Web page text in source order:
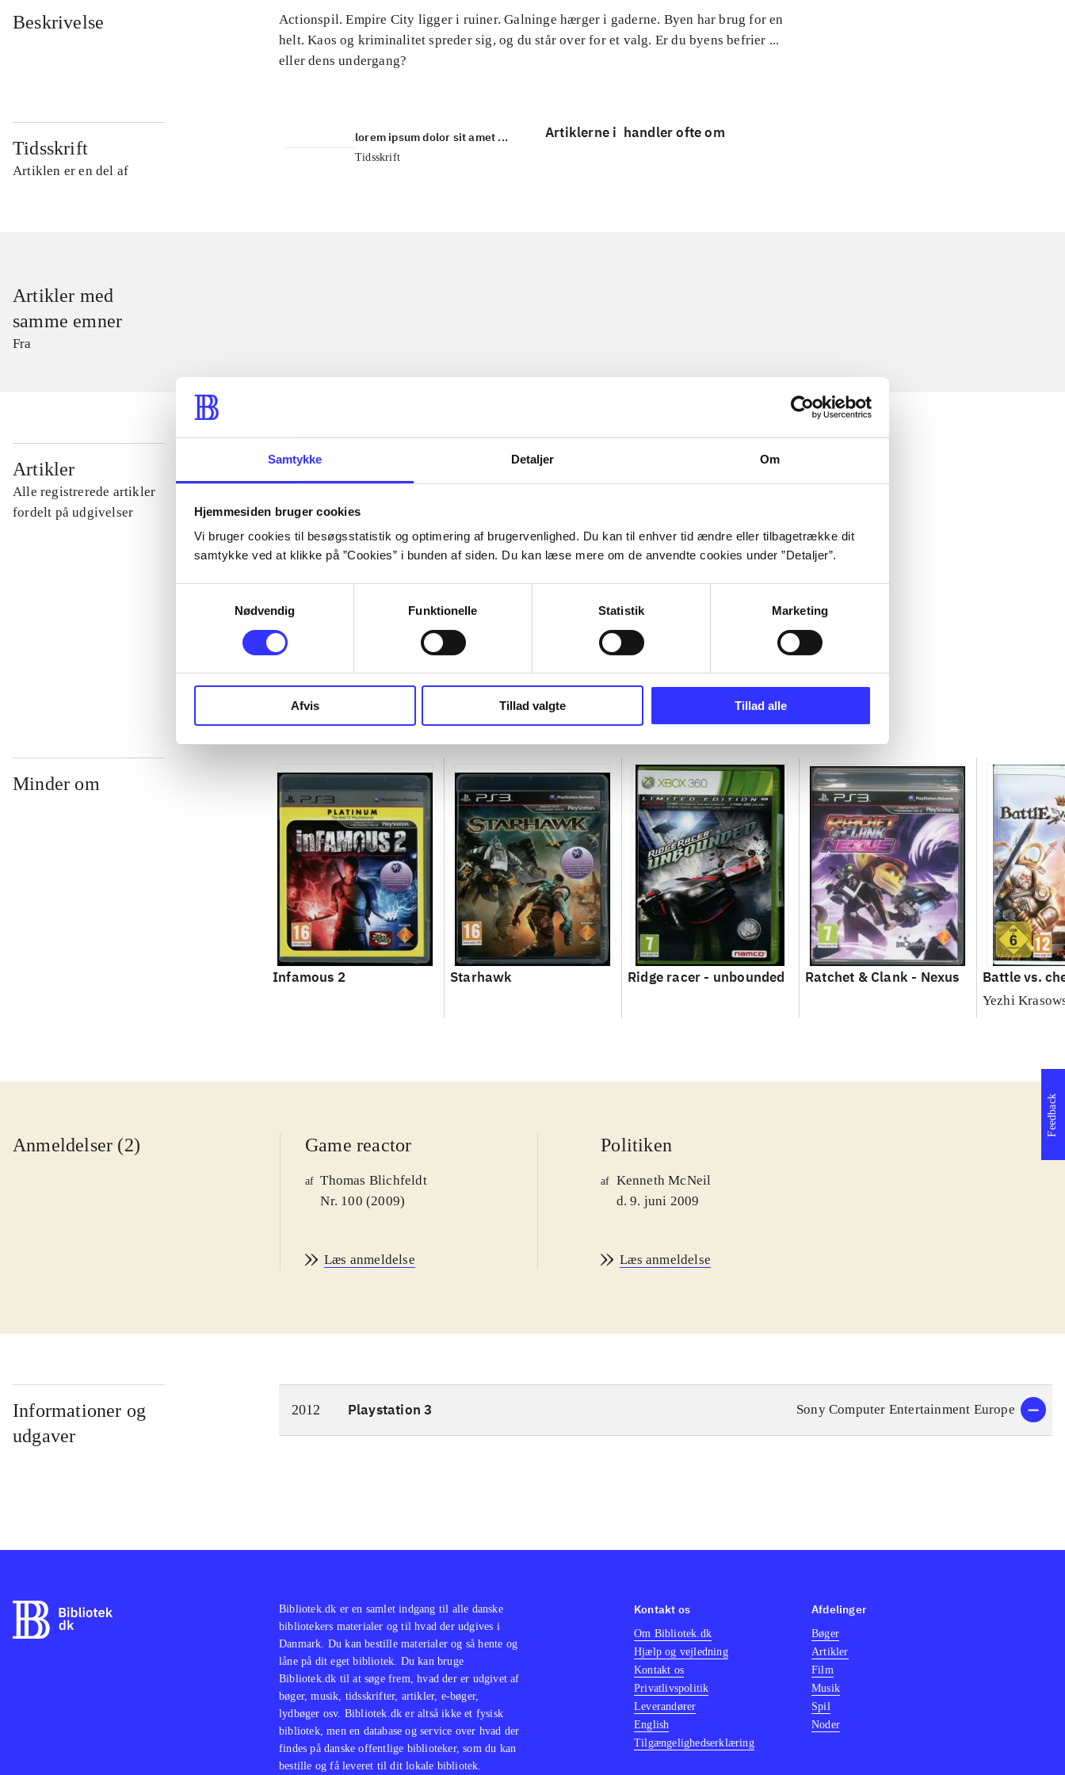
Samtykke Detaljer Om
Hjemmesiden bruger cookies
Vi bruger cookies til besøgsstatistik og optimering af brugervenlighed. Du kan til enhver tid ændre eller tilbagetrække dit
samtykke ved at klikke på ”Cookies” i bunden af siden. Du kan læse mere om de anvendte cookies under ”Detaljer”.
Nødvendig
Funktionelle Statistik Marketing
Afvis Tillad valgte Tillad alle
Beskrivelse
Actionspil. Empire City ligger i ruiner. Galninge hærger i gaderne. Byen har brug for en
helt. Kaos og kriminalitet spreder sig, og du står over for et valg. Er du byens befrier ...
eller dens undergang?
Tidsskrift
Artiklen er en del af
lorem ipsum dolor sit amet ...
Tidsskrift
Artiklerne i handler ofte om
Artikler med
samme emner
Fra
Artikler
Alle registrerede artikler
fordelt på udgivelser
...
...
...
...
Minder om
Infamous 2 Starhawk Ridge racer - unbounded Ratchet & Clank - Nexus Battle vs.
Yezhi
Anmeldelser (2) Game reactor
af Thomas Blichfeldt
Nr. 100 (2009)
Læs anmeldelse
Politiken
af Kenneth McNeil
d. 9. juni 2009
Læs anmeldelse
Informationer og
udgaver
2012 Playstation 3 Sony Computer Entertainment Europe
Feedback
Bibliotek.dk er en samlet indgang til alle danske
bibliotekers materialer og til hvad der udgives i
Danmark. Du kan bestille materialer og så hente og
låne på dit eget bibliotek. Du kan bruge
Bibliotek.dk til at søge frem, hvad der er udgivet af
bøger, musik, tidsskrifter, artikler, e-bøger,
lydbøger osv. Bibliotek.dk er altså ikke et fysisk
bibliotek, men en database og service over hvad der
findes på danske offentlige biblioteker, som du kan
bestille og få leveret til dit lokale bibliotek.
Kontakt os
Om Bibliotek.dk
Hjælp og vejledning
Kontakt os
Privatlivspolitik
Leverandører
English
Tilgængelighedserklæring
Afdelinger
Bøger
Artikler
Film
Musik
Spil
Noder